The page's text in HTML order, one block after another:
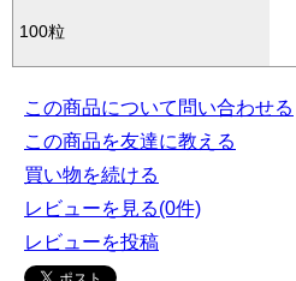
100粒
この商品について問い合わせる
この商品を友達に教える
買い物を続ける
レビューを見る(0件)
レビューを投稿